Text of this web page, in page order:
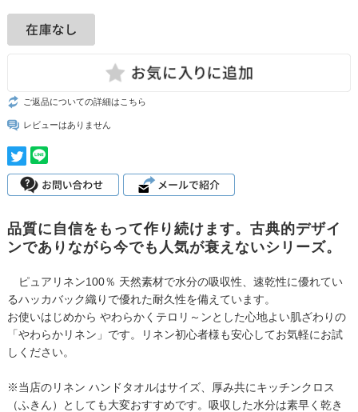
ご返品についての詳細はこちら
レビューはありません
品質に自信をもって作り続けます。古典的デザイ
ンでありながら今でも人気が衰えないシリーズ。
ピュアリネン100％ 天然素材で水分の吸収性、速乾性に優れてい
るハッカバック織りで優れた耐久性を備えています。
お使いはじめから やわらかくテロリ～ンとした心地よい肌ざわりの
「やわらかリネン」です。リネン初心者様も安心してお気軽にお試
しください。
※当店のリネン ハンドタオルはサイズ、厚み共にキッチンクロス
（ふきん）としても大変おすすめです。吸収した水分は素早く乾き